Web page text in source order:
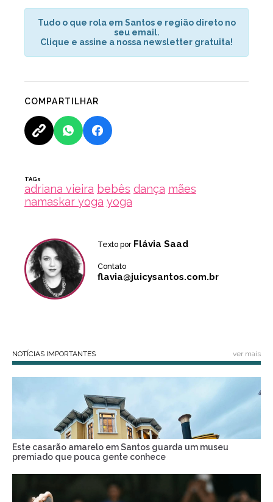
Tudo o que rola em Santos e região direto no
seu email.
Clique e assine a nossa newsletter gratuita!
COMPARTILHAR
TAGs
adriana vieira bebês dança mães
namaskar yoga yoga
Texto por Flávia Saad
Contato
flavia@juicysantos.com.br
NOTÍCIAS IMPORTANTES ver mais
Este casarão amarelo em Santos guarda um museu
premiado que pouca gente conhece